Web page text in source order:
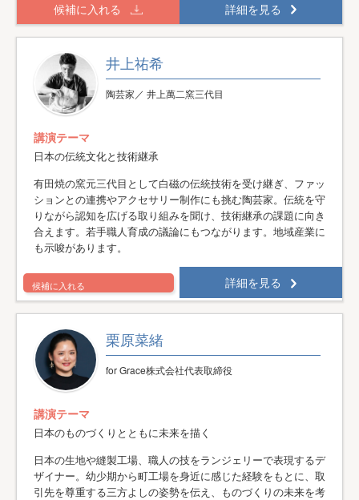
候補に入れる 詳細を見る
井上祐希
陶芸家／ 井上萬二窯三代目
講演テーマ
日本の伝統文化と技術継承
有田焼の窯元三代目として白磁の伝統技術を受け継ぎ、ファッ
ションとの連携やアクセサリー制作にも挑む陶芸家。伝統を守
りながら認知を広げる取り組みを聞け、技術継承の課題に向き
合えます。若手職人育成の議論にもつながります。地域産業に
も示唆があります。
候補に入れる 詳細を見る
栗原菜緒
for Grace株式会社代表取締役
講演テーマ
日本のものづくりとともに未来を描く
日本の生地や縫製工場、職人の技をランジェリーで表現するデ
ザイナー。幼少期から町工場を身近に感じた経験をもとに、取
引先を尊重する三方よしの姿勢を伝え、ものづくりの未来を考